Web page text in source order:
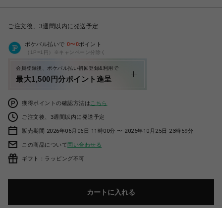
ご注文後、3週間以内に発送予定
ポケパル払いで 0〜0ポイント
（1P=1円）※キャンペーン分除く
会員登録後、ポケパル払い初回登録&利用で
最大1,500円分ポイント進呈
獲得ポイントの確認方法は こちら
ご注文後、3週間以内に発送予定
販売期間 2026年06月06日 11時00分 〜 2026年10月25日 23時59分
この商品について問い合わせる
ギフト：ラッピング不可
カートに入れる